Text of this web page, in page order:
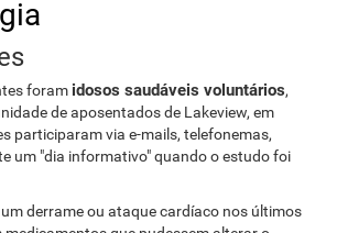
foram idosos saudáveis voluntários​​,
de aposentados de Lakeview, em
participaram via e-mails, telefonemas,
um "dia informativo" quando o estudo foi
derrame ou ataque cardíaco nos últimos